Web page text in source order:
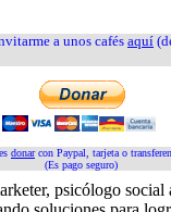
a unos cafés aquí
donarcon Paypal, tarjeta o
(Es pago seguro)
psicólogo social